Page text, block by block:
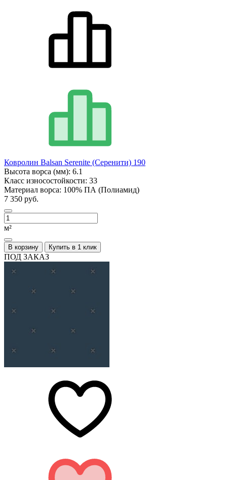
Ковролин Balsan Serenite (Серенити) 190
Высота ворса (мм): 6.1
Класс износостойкости: 33
Материал ворса: 100% ПА (Полиамид)
7 350 руб.
м²
В корзину Купить в 1 клик
ПОД ЗАКАЗ